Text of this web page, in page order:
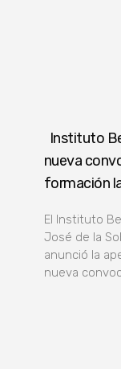
Instituto
nueva
formación
El Instituto
José de la
anunció la
nueva